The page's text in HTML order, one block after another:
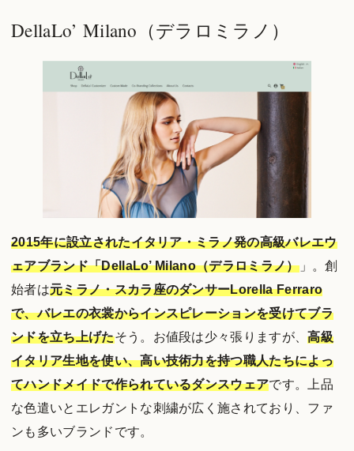
DellaLo’ Milano（デラロミラノ）
2015年に設立されたイタリア・ミラノ発の高級バレエウ
ェアブランド「DellaLo’ Milano（デラロミラノ）」。創
始者は元ミラノ・スカラ座のダンサーLorella Ferraro
で、バレエの衣裳からインスピレーションを受けてブラ
ンドを立ち上げたそう。お値段は少々張りますが、高級
イタリア生地を使い、高い技術力を持つ職人たちによっ
てハンドメイドで作られているダンスウェアです。上品
な色遣いとエレガントな刺繍が広く施されており、ファ
ンも多いブランドです。